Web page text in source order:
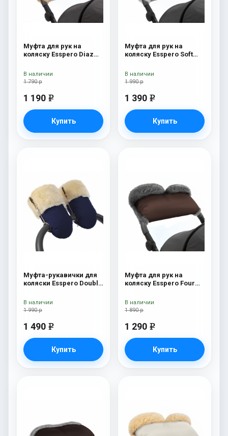
Муфта для рук на
коляску Esspero Diaz
Beige
1 790 р
1 190 e
Купить
В наличии
Муфта для рук на
коляску Esspero Soft
1 990 р
1 390 e
Купить
В наличии
Муфта-рукавички для
коляски Esspero Double
1 990 р
1 490 e
Купить
В наличии
Муфта для рук на
коляску Esspero Four
шерсть) Chocolat
1 890 р
1 290 e
Купить
В наличии